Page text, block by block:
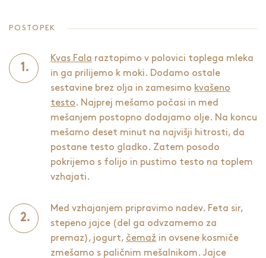
POSTOPEK
Kvas Fala raztopimo v polovici toplega mleka
in ga prilijemo k moki. Dodamo ostale
sestavine brez olja in zamesimo kvašeno
testo . Najprej mešamo počasi in med
mešanjem postopno dodajamo olje. Na koncu
mešamo deset minut na najvišji hitrosti, da
postane testo gladko. Zatem posodo
pokrijemo s folijo in pustimo testo na toplem
vzhajati.
Med vzhajanjem pripravimo nadev. Feta sir,
stepeno jajce (del ga odvzamemo za
premaz), jogurt, čemaž in ovsene kosmiče
zmešamo s paličnim mešalnikom. Jajce